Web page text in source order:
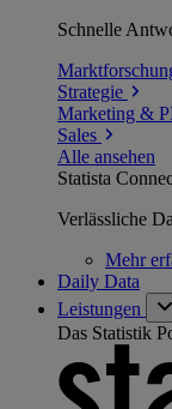
Schnelle
Strategie
Marketing &
Sales
Alle ansehen
Statista
Verlässliche
Mehr
Daily Data
Leistungen
Das Statistik